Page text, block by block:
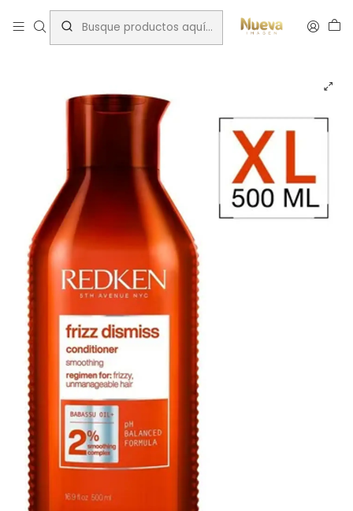
Inicio Tratamientos capilares Marcas
REDKEN FRIZZ DISMISS CONDITIONER 500ML